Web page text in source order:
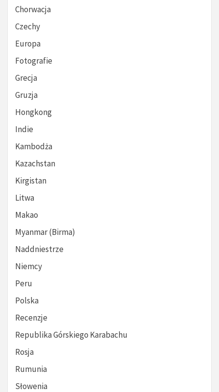
Chorwacja
Czechy
Europa
Fotografie
Grecja
Gruzja
Hongkong
Indie
Kambodża
Kazachstan
Kirgistan
Litwa
Makao
Myanmar (Birma)
Naddniestrze
Niemcy
Peru
Polska
Recenzje
Republika Górskiego Karabachu
Rosja
Rumunia
Słowenia